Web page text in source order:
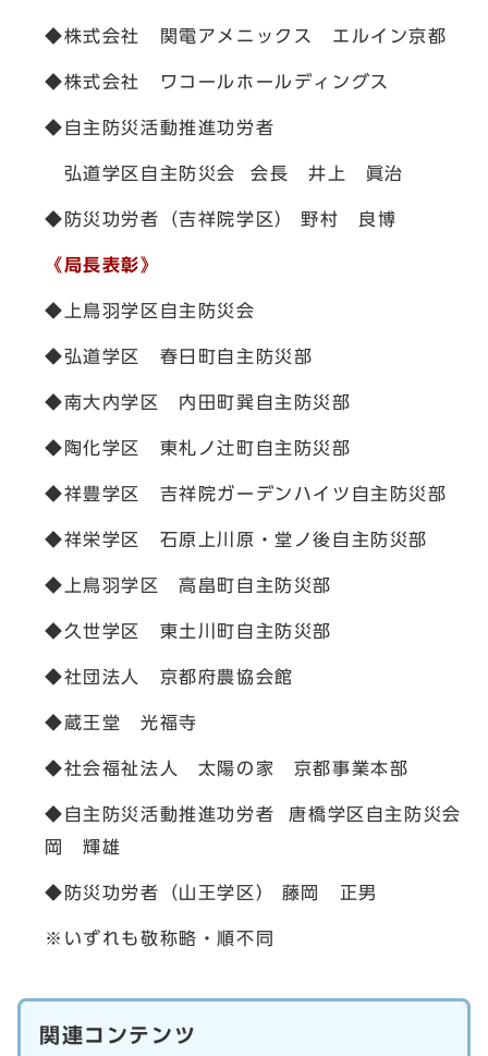
◆株式会社 関電アメニックス エルイン京都
◆株式会社 ワコールホールディングス
◆自主防災活動推進功労者
弘道学区自主防災会 会長 井上 眞治
◆防災功労者（吉祥院学区） 野村 良博
《局長表彰》
◆上鳥羽学区自主防災会
◆弘道学区 春日町自主防災部
◆南大内学区 内田町巽自主防災部
◆陶化学区 東札ノ辻町自主防災部
◆祥豊学区 吉祥院ガーデンハイツ自主防災部
◆祥栄学区 石原上川原・堂ノ後自主防災部
◆上鳥羽学区 高畠町自主防災部
◆久世学区 東土川町自主防災部
◆社団法人 京都府農協会館
◆蔵王堂 光福寺
◆社会福祉法人 太陽の家 京都事業本部
◆自主防災活動推進功労者 唐橋学区自主防災会
岡 輝雄
◆防災功労者（山王学区） 藤岡 正男
※いずれも敬称略・順不同
関連コンテンツ